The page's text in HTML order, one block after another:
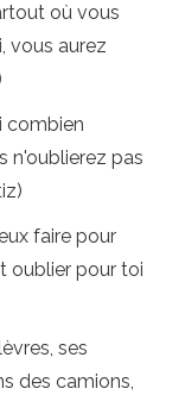
où vous
vous aurez
combien
n'oublierez pas
faire pour
oublier pour toi
ses
des camions,